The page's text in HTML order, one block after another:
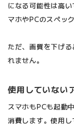
になる可能性は高
マホやPCのスペッ
ただ、画質を下げ
れません。
使用していない
スマホもPCも起動
消費します。使用